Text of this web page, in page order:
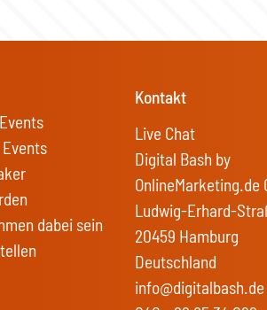
dabei sein
Kontakt
Live Chat
Digital Bash by
OnlineMarketing.de
Ludwig-Erhard-
20459 Hamburg
Deutschland
info@digitalbash.de